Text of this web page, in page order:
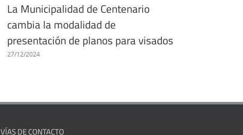
La Municipalidad de Centenario
cambia la modalidad de
presentación de planos para visados
27/12/2024
VÍAS DE CONTACTO